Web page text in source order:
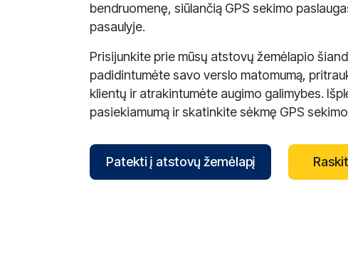
bendruomenę, siūlančią GPS sekimo
pasaulyje.
Prisijunkite prie mūsų atstovų žemėlapio
padidintumėte savo verslo matomumą,
klientų ir atrakintumėte augimo galimybes.
pasiekiamumą ir skatinkite sėkmę GPS
Patekti į atstovų žemėlapį